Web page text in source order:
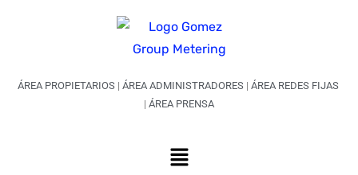
ÁREA PROPIETARIOS| ÁREA ADMINISTRADORES| ÁREA REDES FIJAS
| ÁREA PRENSA